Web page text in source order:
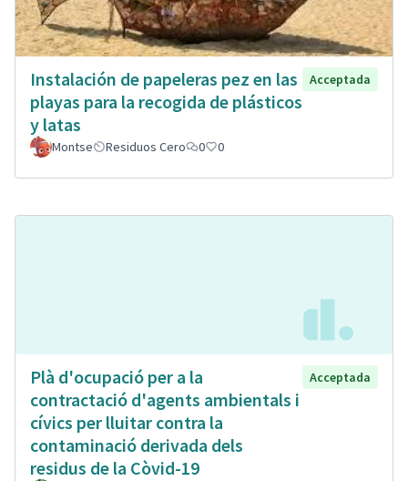
Instalación de papeleras pez en las
playas para la recogida de plásticos
y latas
Acceptada
Montse Residuos Cero 0 0
Plà d'ocupació per a la
contractació d'agents ambientals i
cívics per lluitar contra la
contaminació derivada dels
residus de la Còvid-19
Acceptada